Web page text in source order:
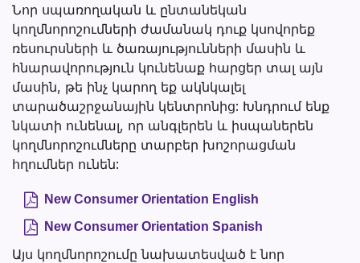
Նոր սպառողական և ընտանեկան
կողմնորոշումների ժամանակ դուք կսովորեք
ռեսուրսների և ծառայությունների մասին և
հնարավորություն կունենաք հարցեր տալ այն
մասին, թե ինչ կարող եք ակնկալել
տարածաշրջանային կենտրոնից: Խնդրում ենք
նկատի ունենալ, որ անգլերեն և իսպաներեն
կողմնորոշումները տարբեր խոշորացման
հղումներ ունեն:
New Consumer Orientation English
New Consumer Orientation Spanish
Այս կողմնորոշումը նախատեսված է նոր